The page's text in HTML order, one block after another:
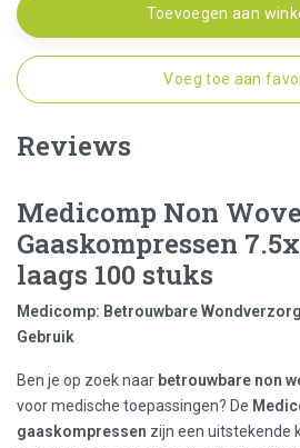
Toevoegen aan
Voeg toe aan
Reviews
Medicomp Non
Gaaskompressen
laags 100 stuks
Medicomp: Betrouwbare
Gebruik
Ben je op zoek naar betrouwbare non
voor medische toepassingen? De
gaaskompressen zijn een uitstekende